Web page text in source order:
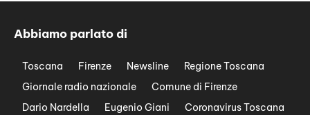
Abbiamo parlato di
Toscana Firenze Newsline
Regione Toscana
Giornale radio nazionale
Comune di Firenze
Dario Nardella
Eugenio Giani
Coronavirus Toscana